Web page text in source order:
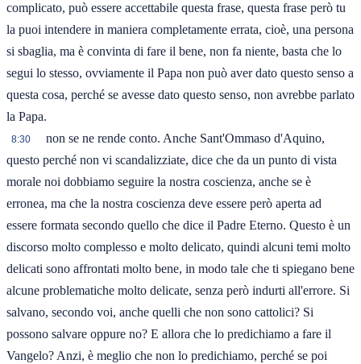
complicato, può essere accettabile questa frase, questa frase però tu
la puoi intendere in maniera completamente errata, cioè, una persona
si sbaglia, ma è convinta di fare il bene, non fa niente, basta che lo
segui lo stesso, ovviamente il Papa non può aver dato questo senso a
questa cosa, perché se avesse dato questo senso, non avrebbe parlato
la Papa.
8:30
non se ne rende conto. Anche Sant'Ommaso d'Aquino,
questo perché non vi scandalizziate, dice che da un punto di vista
morale noi dobbiamo seguire la nostra coscienza, anche se è
erronea, ma che la nostra coscienza deve essere però aperta ad
essere formata secondo quello che dice il Padre Eterno. Questo è un
discorso molto complesso e molto delicato, quindi alcuni temi molto
delicati sono affrontati molto bene, in modo tale che ti spiegano bene
alcune problematiche molto delicate, senza però indurti all'errore. Si
salvano, secondo voi, anche quelli che non sono cattolici? Si
possono salvare oppure no? E allora che lo predichiamo a fare il
Vangelo? Anzi, è meglio che non lo predichiamo, perché se poi